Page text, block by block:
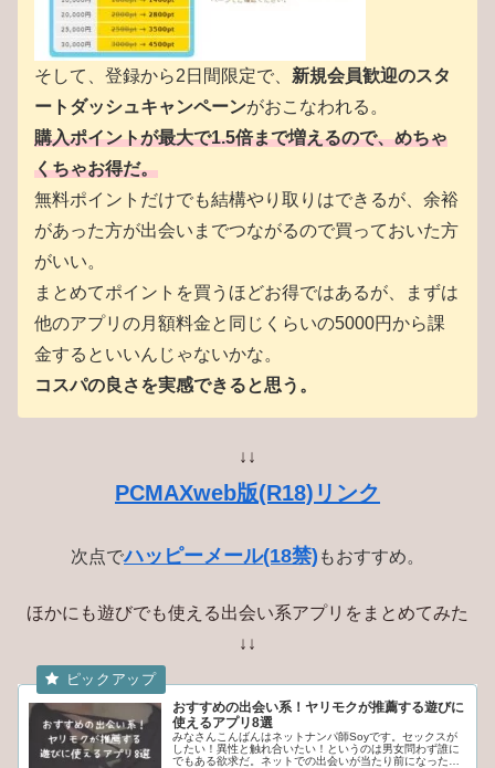
そして、登録から2日間限定で、 新規会員歓迎のスタ
ートダッシュキャンペーンがおこなわれる。
購入ポイントが最大で1.5倍まで増えるので、めちゃ
くちゃお得だ。
無料ポイントだけでも結構やり取りはできるが、余裕
があった方が出会いまでつながるので買っておいた方
がいい。
まとめてポイントを買うほどお得ではあるが、まずは
他のアプリの月額料金と同じくらいの5000円から課
金するといいんじゃないかな。
コスパの良さを実感できると思う。
↓↓
PCMAXweb版(R18)リンク
次点でハッピーメール(18禁) もおすすめ。
ほかにも遊びでも使える出会い系アプリをまとめてみた
↓↓
おすすめの出会い系！ヤリモクが推薦する遊びに
使えるアプリ8選
みなさんこんばんはネットナンパ師Soyです。セックスが
したい！異性と触れ合いたい！というのは男女問わず誰に
でもある欲求だ。ネットでの出会いが当たり前になった現